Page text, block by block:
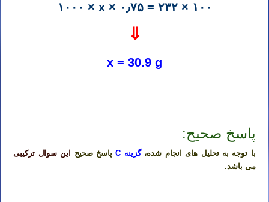
۱۰۰۰ × x × ۰٫۷۵ = ۲۳۲ × ۱۰۰
⇓
x = 30.9 g
پاسخ صحیح:
با توجه به تحلیل های انجام شده،گزینه C پاسخ صحیح
این سوال ترکیبی
می باشد.